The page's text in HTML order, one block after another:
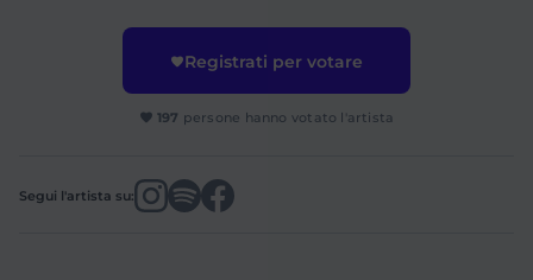
Registrati per votare
197 persone hanno votato l'artista
Segui l'artista su: